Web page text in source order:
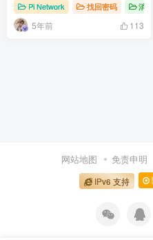
Pi Network 找回密码 消
5年前 113
网站地图 免责申明
IPv6 支持